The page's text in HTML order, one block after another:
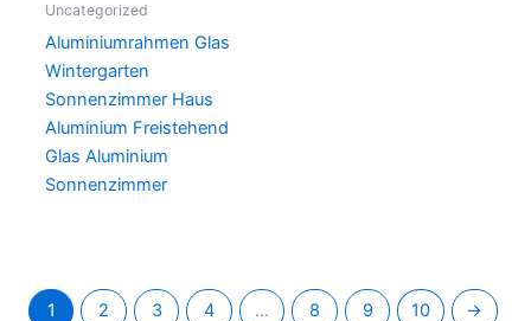
Uncategorized
Aluminiumrahmen Glas
Wintergarten
Sonnenzimmer Haus
Aluminium Freistehend
Glas Aluminium
Sonnenzimmer
1 2 3 4 ... 8 9 10 →